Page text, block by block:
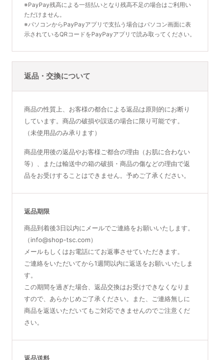
※PayPay残高による一括払いとなり残高不足の場合はご利用い
ただけません。
※パソコンからPayPayアプリで支払う場合はパソコン画面に表
示されているQRコードをPayPayアプリで読み取ってください。
返品・交換について
商品の性質上、お客様の都合による返品は原則的にお断り
しています。商品の破損や誤送の場合に限り可能です。
（未使用品のみ承ります）
商品使用後の返品やお客様ご都合の理由（お肌に合わない
等）、または輸送中の箱の破損・商品の傷などの理由で返
品をお受けすることはできません。予めご了承ください。
返品期限
商品到着後3日以内にメールでご連絡をお願いいたします。
（info@shop-tsc.com）
メールもしくはお電話にてお返事させていただきます。
ご連絡をいただいてから1週間以内に返送をお願いいたしま
す。
この期間を過ぎた場合、返品交換はお受けできなくなりま
すので、あらかじめご了承ください。また、ご連絡無しに
商品を返送いただいてもご対応できませんのでご注意くだ
さい。
返品送料